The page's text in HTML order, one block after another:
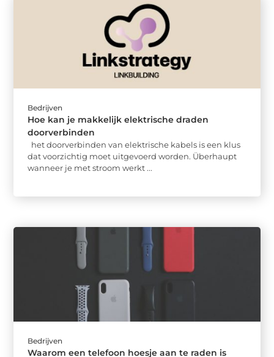
Bedrijven
Hoe kan je makkelijk elektrische draden
doorverbinden
het doorverbinden van elektrische kabels is een klus
dat voorzichtig moet uitgevoerd worden. Überhaupt
wanneer je met stroom werkt ...
Bedrijven
Waarom een telefoon hoesje aan te raden is